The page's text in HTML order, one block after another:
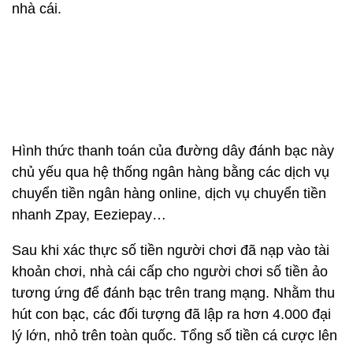
nhà cái.
Hình thức thanh toán của đường dây đánh bạc này
chủ yếu qua hệ thống ngân hàng bằng các dịch vụ
chuyển tiền ngân hàng online, dịch vụ chuyển tiền
nhanh Zpay, Eeziepay…
Sau khi xác thực số tiền người chơi đã nạp vào tài
khoản chơi, nhà cái cấp cho người chơi số tiền ảo
tương ứng để đánh bạc trên trang mạng. Nhằm thu
hút con bạc, các đối tượng đã lập ra hơn 4.000 đại
lý lớn, nhỏ trên toàn quốc. Tổng số tiền cá cược lên